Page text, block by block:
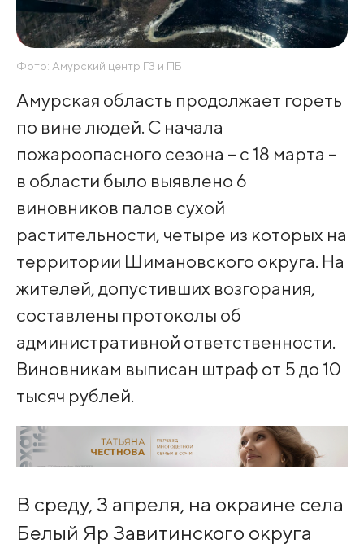
Фото: Амурский центр ГЗ и ПБ
Амурская область продолжает гореть
по вине людей. С начала
пожароопасного сезона – с 18 марта –
в области было выявлено 6
виновников палов сухой
растительности, четыре из которых на
территории Шимановского округа. На
жителей, допустивших возгорания,
составлены протоколы об
административной ответственности.
Виновникам выписан штраф от 5 до 10
тысяч рублей.
В среду, 3 апреля, на окраине села
Белый Яр Завитинского округа